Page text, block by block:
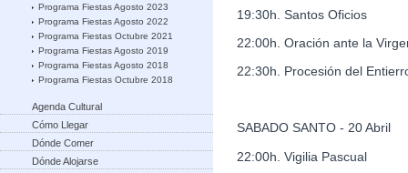
Programa Fiestas Agosto 2023
Programa Fiestas Agosto 2022
Programa Fiestas Octubre 2021
Programa Fiestas Agosto 2019
Programa Fiestas Agosto 2018
Programa Fiestas Octubre 2018
Agenda Cultural
Cómo Llegar
Dónde Comer
Dónde Alojarse
19:30h. Santos Oficios
22:00h. Oración ante la
22:30h. Procesión del
SABADO SANTO - 20 Abril
22:00h. Vigilia Pascual